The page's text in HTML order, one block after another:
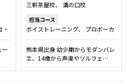
・
ー
三軒茶屋校 溝の口校
担当コース
ボイストレーニング
プロボーカ
舞台・ミュージカルレッスン
キ
ッズ・ジュニアコース
熊本県出身 幼少期からモダンバレ
エ、14歳から声楽やソルフェ…